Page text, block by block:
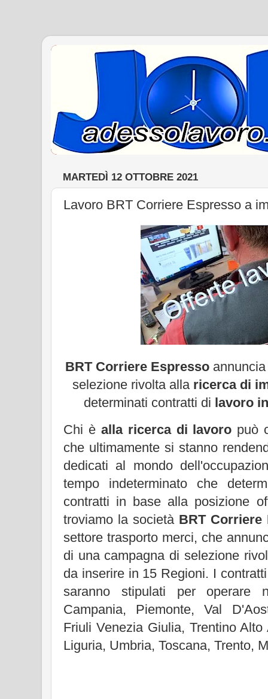
MARTEDÌ 12 OTTOBRE 2021
Lavoro BRT Corriere Espresso a
BRT Corriere Espresso
selezione rivolta alla ricerca di
determinati contratti di lavoro
Chi è alla ricerca di lavoro può
che ultimamente si stanno
dedicati al mondo
tempo indeterminato che
contratti in base alla posizione
troviamo la società BRT Corriere
settore trasporto merci, che
di una campagna di selezione
da inserire in 15 Regioni. I
saranno stipulati per operare
Campania, Piemonte, Val
Friuli Venezia Giulia, Trentino
Liguria, Umbria, Toscana, Trento,